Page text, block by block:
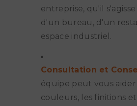
entreprise, qu'il
d'un bureau, d'un
espace industriel.
Consultation et
équipe peut vous aider
couleurs, les finitions